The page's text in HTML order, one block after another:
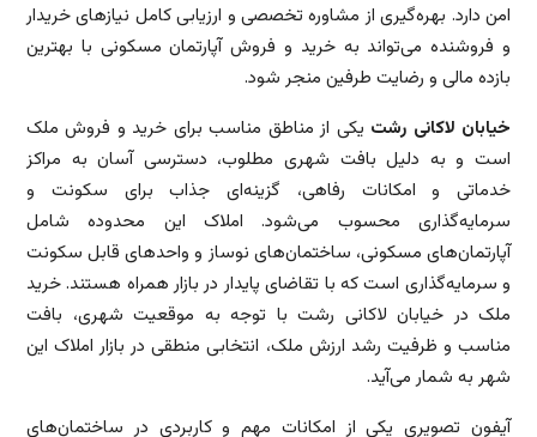
امن دارد. بهره‌گیری از مشاوره تخصصی و ارزیابی کامل نیازهای خریدار
و فروشنده می‌تواند به خرید و فروش آپارتمان مسکونی با بهترین
بازده مالی و رضایت طرفین منجر شود.
خیابان لاکانی رشت یکی از مناطق مناسب برای خرید و فروش ملک
است و به دلیل بافت شهری مطلوب، دسترسی آسان به مراکز
خدماتی و امکانات رفاهی، گزینه‌ای جذاب برای سکونت و
سرمایه‌گذاری محسوب می‌شود. املاک این محدوده شامل
آپارتمان‌های مسکونی، ساختمان‌های نوساز و واحدهای قابل سکونت
و سرمایه‌گذاری است که با تقاضای پایدار در بازار همراه هستند. خرید
ملک در خیابان لاکانی رشت با توجه به موقعیت شهری، بافت
مناسب و ظرفیت رشد ارزش ملک، انتخابی منطقی در بازار املاک این
شهر به شمار می‌آید.
آیفون تصویری یکی از امکانات مهم و کاربردی در ساختمان‌های